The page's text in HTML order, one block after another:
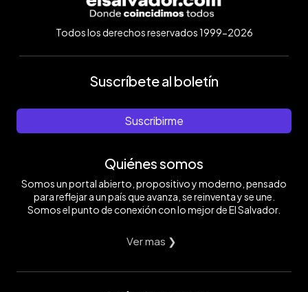
Todos los derechos reservados 1999-2026
Suscríbete al boletín
Suscribirme
Quiénes somos
Somos un portal abierto, propositivo y moderno, pensado
para reflejar a un país que avanza, se reinventa y se une.
Somos el punto de conexión con lo mejor de El Salvador.
Ver mas ❯